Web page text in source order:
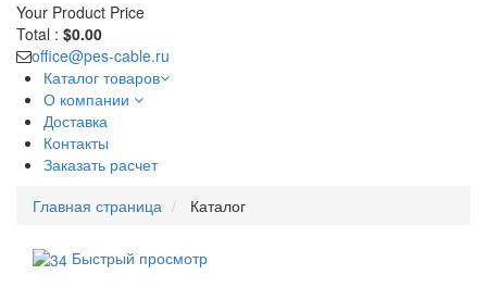
Your Product Price
Total : $0.00
office@pes-cable.ru
Каталог товаров
О компании
Доставка
Контакты
Заказать расчет
Главная страница Каталог
Быстрый просмотр